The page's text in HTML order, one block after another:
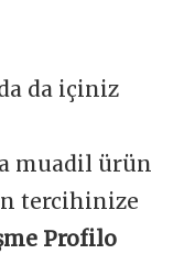
da içiniz
muadil ürün
tercihinize
Profilo